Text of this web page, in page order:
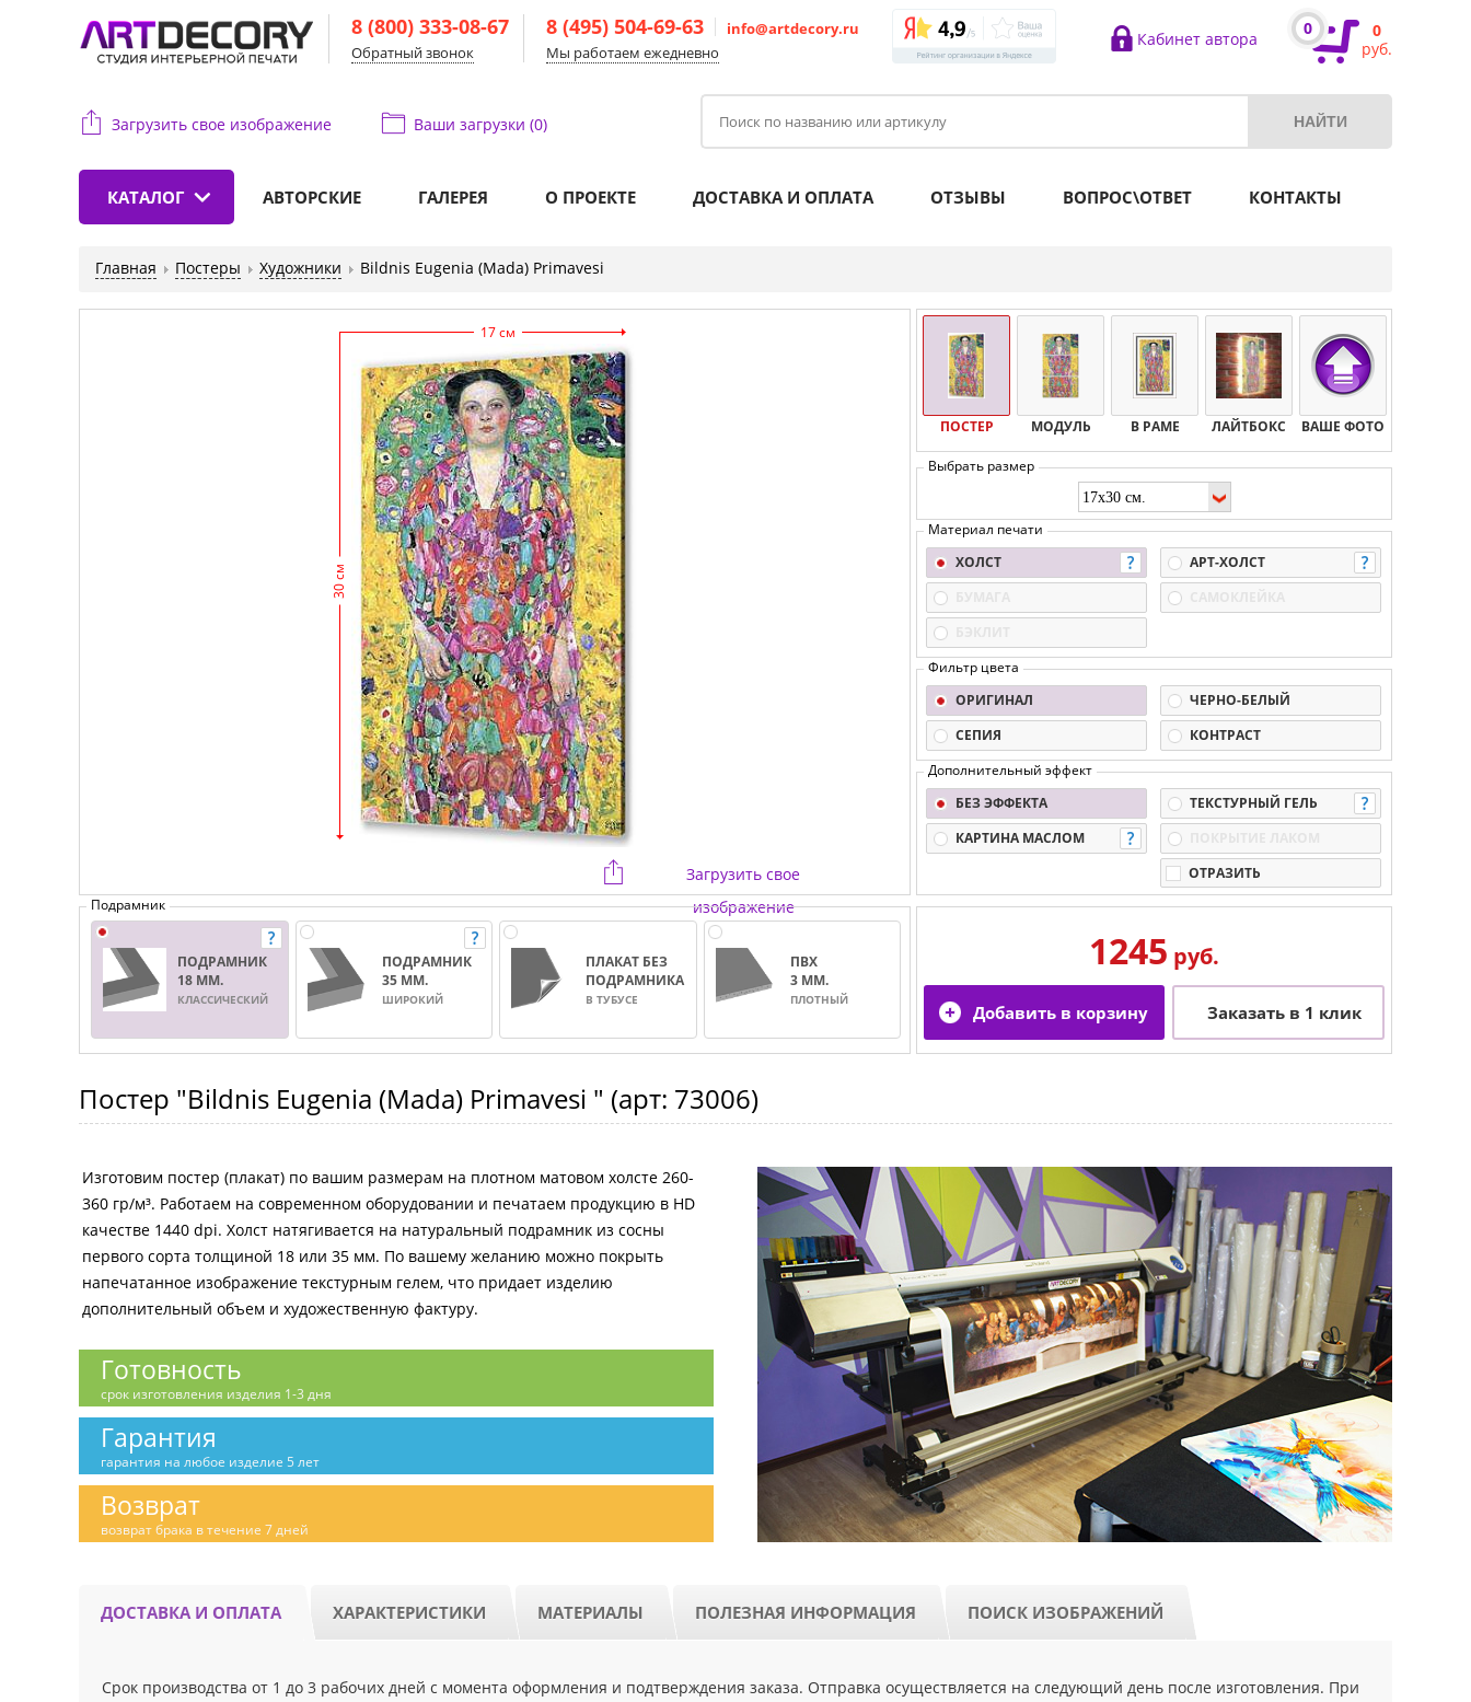
8 (800) 333-08-67
Обратный звонок
8 (495) 504-69-63
info@artdecory.ru
Мы работаем ежедневно
Кабинет автора
0
0
руб.
Загрузить свое изображение Ваши загрузки (0)
КАТАЛОГ АВТОРСКИЕ ГАЛЕРЕЯ О ПРОЕКТЕ ДОСТАВКА И ОПЛАТА ОТЗЫВЫ ВОПРОС\ОТВЕТ КОНТАКТЫ
Главная Постеры Художники Bildnis Eugenia (Mada) Primavesi
17 см
30 см
Загрузить свое
изображение
Подрамник
ПОДРАМНИК
18 ММ.
КЛАССИЧЕСКИЙ
ПОДРАМНИК
35 ММ.
ШИРОКИЙ
ПЛАКАТ БЕЗ
ПОДРАМНИКА
В ТУБУСЕ
ПВХ
3 ММ.
ПЛОТНЫЙ
ПОСТЕР МОДУЛЬ В РАМЕ ЛАЙТБОКС ВАШЕ ФОТО
Выбрать размер
Материал печати
ХОЛСТ
АРТ-ХОЛСТ
Фильтр цвета
ОРИГИНАЛ
ЧЕРНО-БЕЛЫЙ
СЕПИЯ
КОНТРАСТ
Дополнительный эффект
БЕЗ ЭФФЕКТА
ТЕКСТУРНЫЙ ГЕЛЬ
КАРТИНА МАСЛОМ
ОТРАЗИТЬ
1245 руб.
Постер "Bildnis Eugenia (Mada) Primavesi " (арт: 73006)
Изготовим постер (плакат) по вашим размерам на плотном матовом холсте 260-
360 гр/м³. Работаем на современном оборудовании и печатаем продукцию в HD
качестве 1440 dpi. Холст натягивается на натуральный подрамник из сосны
первого сорта толщиной 18 или 35 мм. По вашему желанию можно покрыть
напечатанное изображение текстурным гелем, что придает изделию
дополнительный объем и художественную фактуру.
Готовность
срок изготовления изделия 1-3 дня
Гарантия
гарантия на любое изделие 5 лет
Возврат
возврат брака в течение 7 дней
ДОСТАВКА И ОПЛАТА ХАРАКТЕРИСТИКИ МАТЕРИАЛЫ ПОЛЕЗНАЯ ИНФОРМАЦИЯ ПОИСК ИЗОБРАЖЕНИЙ
Срок производства от 1 до 3 рабочих дней с момента оформления и подтверждения заказа. Отправка осуществляется на следующий день после изготовления. При